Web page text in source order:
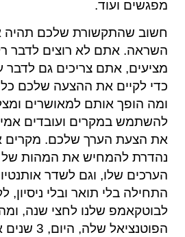
מפגשים ועוד.
חשוב שהתקשורת שלכם תהיה
השראה. אתם לא רוצים לדבר
מציעים, אתם צריכים גם
כדי לקיים את ההצעה שלכם
ומה הופך אותם למאושרים
להשתמש במקרים ועובדים
את הצעת הערך שלכם. מקרים
נהדרת להמחיש את המהות של
הערכים שלו, וגם לשדר
התחילה בלי תואר ובלי ניסיון,
לבוטקאמפ שלנו לחצי שנה,